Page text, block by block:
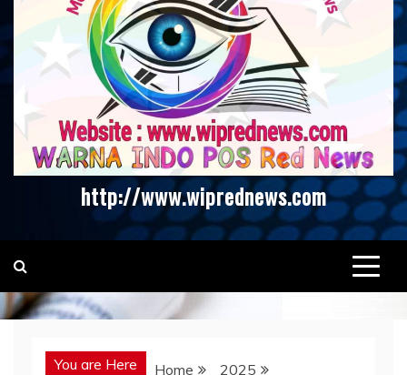
http://www.wiprednews.com
You are Here Home
2025